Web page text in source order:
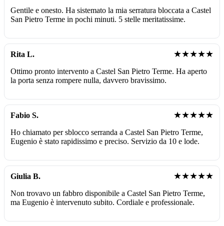
Gentile e onesto. Ha sistemato la mia serratura bloccata a Castel
San Pietro Terme in pochi minuti. 5 stelle meritatissime.
Rita L. ★★★★★
Ottimo pronto intervento a Castel San Pietro Terme. Ha aperto
la porta senza rompere nulla, davvero bravissimo.
Fabio S. ★★★★★
Ho chiamato per sblocco serranda a Castel San Pietro Terme,
Eugenio è stato rapidissimo e preciso. Servizio da 10 e lode.
Giulia B. ★★★★★
Non trovavo un fabbro disponibile a Castel San Pietro Terme,
ma Eugenio è intervenuto subito. Cordiale e professionale.